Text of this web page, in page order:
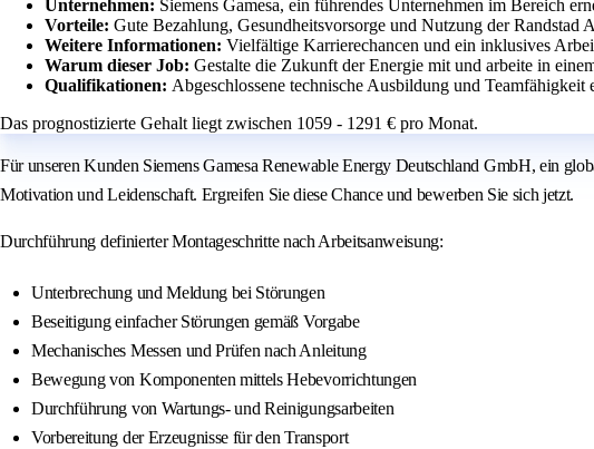
Unternehmen: Siemens Gamesa, ein führendes Unternehmen im Bereich
Vorteile: Gute Bezahlung, Gesundheitsvorsorge und Nutzung der Randstad
Weitere Informationen: Vielfältige Karrierechancen und ein inklusives
Warum dieser Job: Gestalte die Zukunft der Energie mit und arbeite in
Qualifikationen: Abgeschlossene technische Ausbildung und Teamfähigkeit
Das prognostizierte Gehalt liegt zwischen 1059 - 1291 € pro Monat.
Für unseren Kunden Siemens Gamesa Renewable Energy Deutschland GmbH, ein
Motivation und Leidenschaft. Ergreifen Sie diese Chance und bewerben Sie sich jetzt.
Durchführung definierter Montageschritte nach Arbeitsanweisung:
Unterbrechung und Meldung bei Störungen
Beseitigung einfacher Störungen gemäß Vorgabe
Mechanisches Messen und Prüfen nach Anleitung
Bewegung von Komponenten mittels Hebevorrichtungen
Durchführung von Wartungs- und Reinigungsarbeiten
Vorbereitung der Erzeugnisse für den Transport